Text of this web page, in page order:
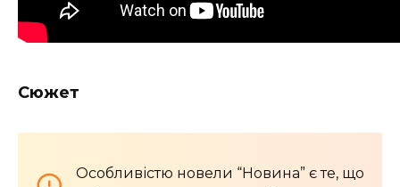
Сюжет
Особливістю новели “Новина” є те, що